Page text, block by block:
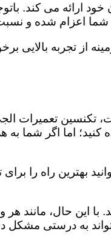
خود ارائه می کند.
اعزام شده و
از تجربه بالایی
تکنسین تعمیرات
اما اگر شما به
بهترین راه را
با این حال، مانند
به درستی مشکل